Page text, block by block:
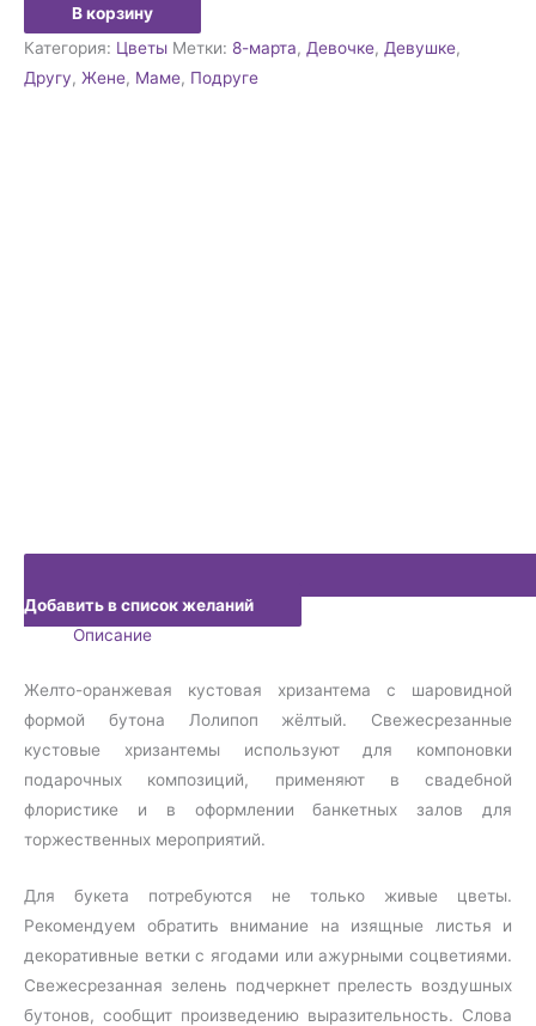
В корзину
Категория: Цветы Метки: 8-марта, Девочке, Девушке,
Другу, Жене, Маме, Подруге
Добавить в список желаний
Описание
Желто-оранжевая кустовая хризантема с шаровидной
формой бутона Лолипоп жёлтый. Свежесрезанные
кустовые хризантемы используют для компоновки
подарочных композиций, применяют в свадебной
флористике и в оформлении банкетных залов для
торжественных мероприятий.
Для букета потребуются не только живые цветы.
Рекомендуем обратить внимание на изящные листья и
декоративные ветки с ягодами или ажурными соцветиями.
Свежесрезанная зелень подчеркнет прелесть воздушных
бутонов, сообщит произведению выразительность. Слова